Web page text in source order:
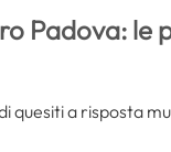
Padova: le
quesiti a risposta